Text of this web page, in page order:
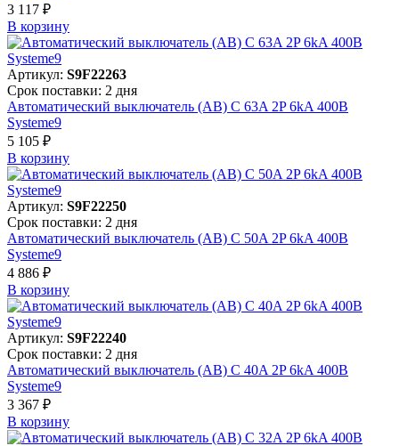
3 117 ₽
В корзинy
Артикул: S9F22263
Срок поставки: 2 дня
Автоматический выключатель (АВ) C 63A 2P 6kA 400В
Systeme9
5 105 ₽
В корзинy
Артикул: S9F22250
Срок поставки: 2 дня
Автоматический выключатель (АВ) C 50A 2P 6kA 400В
Systeme9
4 886 ₽
В корзинy
Артикул: S9F22240
Срок поставки: 2 дня
Автоматический выключатель (АВ) C 40A 2P 6kA 400В
Systeme9
3 367 ₽
В корзинy